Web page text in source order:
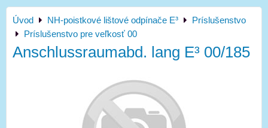
Úvod NH-poistkové lištové odpínače E³
Príslušenstvo
Príslušenstvo pre veľkosť 00
Anschlussraumabd. lang E³ 00/185